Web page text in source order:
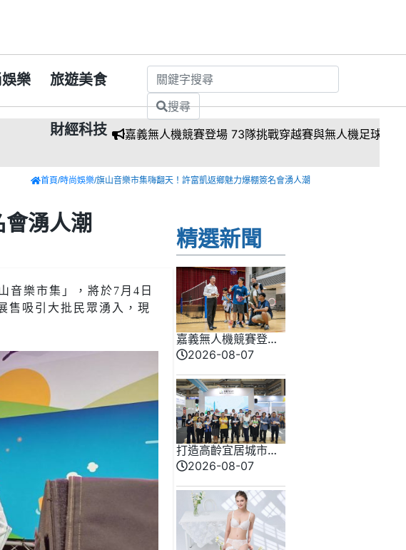
樂 旅遊美食
財經科技
搜尋
嘉義無人機競賽登場 73隊挑戰穿越賽與無人機足球
首頁/時尚娛樂/旗山音樂市集嗨翻天！許富凱返鄉魅力爆棚簽名會湧人潮
湧人潮
音樂市集」，將於7月4日
售吸引大批民眾湧入，現
精選新聞
嘉義無人機競賽登場
73隊挑戰穿越賽與無
2026-08-07
打造高齡宜居城市新
日常 臺北館亮相高
2026-08-07